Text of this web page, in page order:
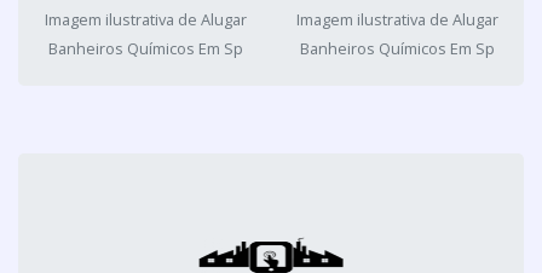
Imagem ilustrativa de Alugar
Banheiros Químicos Em Sp
Imagem ilustrativa de Alugar
Banheiros Químicos Em Sp